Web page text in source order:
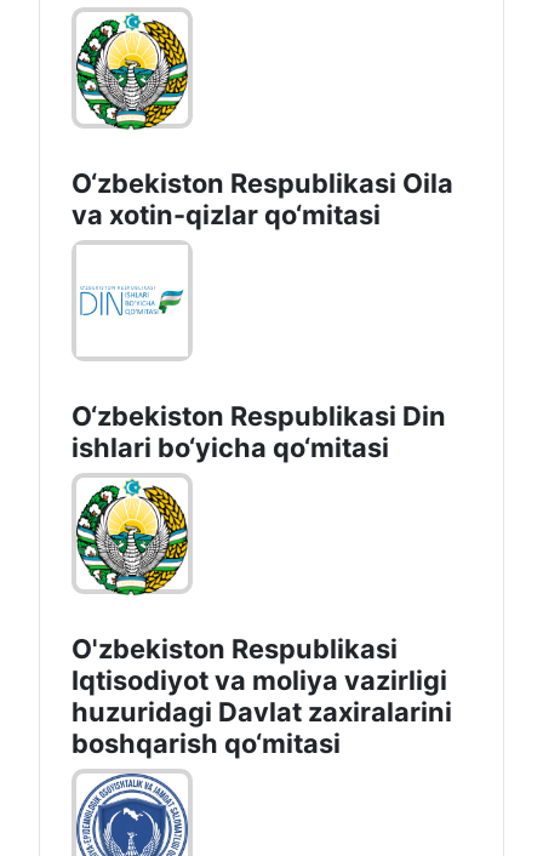
O‘zbekiston Respublikasi Oila
va xotin-qizlar qo‘mitasi
O‘zbekiston Respublikаsi Din
ishlаri bo‘yichа qo‘mitаsi
O'zbekiston Respublikasi
Iqtisodiyot va moliya vazirligi
huzuridаgi Dаvlаt zаxirаlаrini
boshqаrish qo‘mitаsi